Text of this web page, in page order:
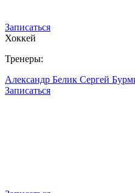
Записаться
Хоккей
Тренеры:
Александр Белик Сергей
Записаться